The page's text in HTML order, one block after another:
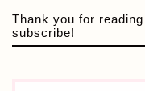
Thank you for
subscribe!